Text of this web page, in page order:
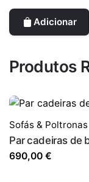
Adicionar
Produtos
Sofás & Poltronas
Par cadeiras de
690,00 €